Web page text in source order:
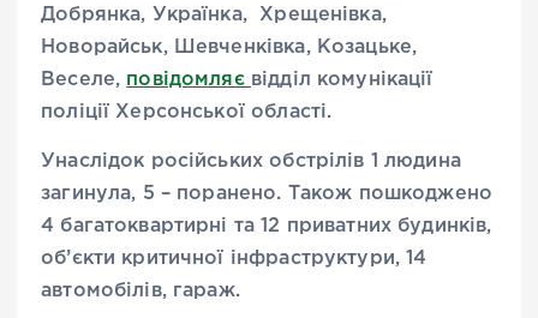
Добрянка, Українка, Хрещенівка,
Новорайськ, Шевченківка, Козацьке,
Веселе, повідомляє відділ комунікації
поліції Херсонської області.
Унаслідок російських обстрілів 1 людина
загинула, 5 – поранено. Також пошкоджено
4 багатоквартирні та 12 приватних будинків,
об’єкти критичної інфраструктури, 14
автомобілів, гараж.